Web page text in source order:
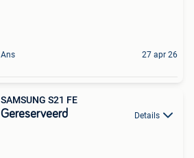
Ans 27 apr 26
SAMSUNG S21 FE
Gereserveerd Details